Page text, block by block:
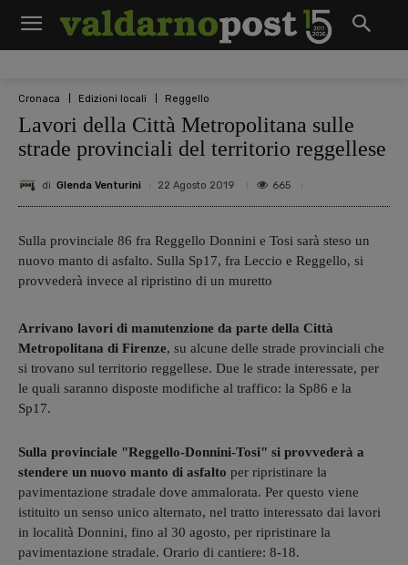
Cronaca Edizioni locali Reggello
Lavori della Città Metropolitana sulle
strade provinciali del territorio reggellese
di Glenda Venturini 22 Agosto 2019 665
Sulla provinciale 86 fra Reggello Donnini e Tosi sarà steso un
nuovo manto di asfalto. Sulla Sp17, fra Leccio e Reggello, si
provvederà invece al ripristino di un muretto
Arrivano lavori di manutenzione da parte della Città
Metropolitana di Firenze, su alcune delle strade provinciali che
si trovano sul territorio reggellese. Due le strade interessate, per
le quali saranno disposte modifiche al traffico: la Sp86 e la
Sp17.
Sulla provinciale "Reggello-Donnini-Tosi" si provvederà a
stendere un nuovo manto di asfalto per ripristinare la
pavimentazione stradale dove ammalorata. Per questo viene
istituito un senso unico alternato, nel tratto interessato dai lavori
in località Donnini, fino al 30 agosto, per ripristinare la
pavimentazione stradale. Orario di cantiere: 8-18.